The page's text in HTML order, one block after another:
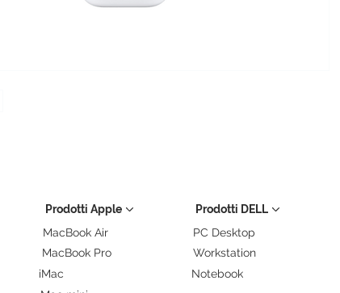
Prodotti Apple
MacBook Air
MacBook Pro
iMac
Prodotti DELL
PC Desktop
Workstation
Notebook